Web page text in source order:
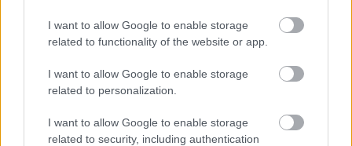
I want to allow Google to enable storage
related to functionality of the website or app.
I want to allow Google to enable storage
related to personalization.
I want to allow Google to enable storage
related to security, including authentication
M1 bővítés: már zajlik a teljesen új
Bicske Kelet csomópont építése
Új gyalogosátkelők és jelzőlámpás
csomópont épül Angyalföldön